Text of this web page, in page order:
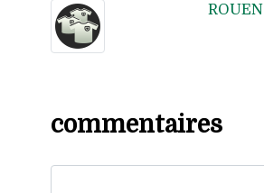
ROUEN
commentaires